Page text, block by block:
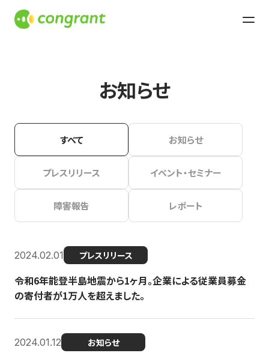
お知らせ
すべて お知らせ
プレスリリース イベント・セミナー
障害報告 レポート
2024.02.01 プレスリリース
令和6年能登半島地震から1ヶ月。企業による従業員募金
の寄付者が1万人を超えました。
2024.01.12 お知らせ